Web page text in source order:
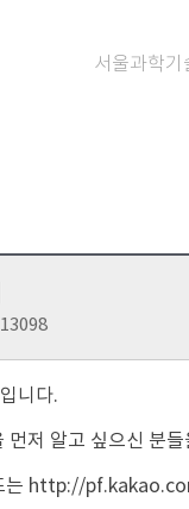
서울과학
13098
니다.
저 알고 싶으신 분
는 http://